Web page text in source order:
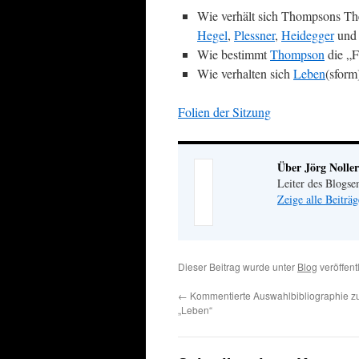
Wie verhält sich Thompsons
Hegel, Plessner, Heideggerund
Wie bestimmtThompson die
Wie verhalten sich Leben
Folien der Sitzung
Über Jörg Noller
Leiter des
Zeige alle
Dieser Beitrag wurde unter Blog
← Kommentierte Auswahlbibliographie
„Leben“